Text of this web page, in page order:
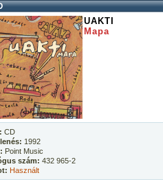
UAKTI
Mapa
CD
1992
Point Music
szám: 432 965-2
Használt